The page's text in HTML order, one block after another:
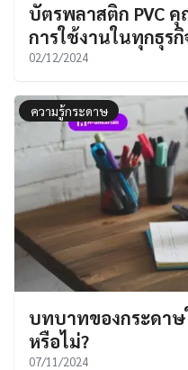
บัตรพลาสติก PVC
การใช้งานในทุกธุรกิ
02/12/2024
ความรู้กระดาษ
บทบาทของกระดาษ
หรือไม่?
07/11/2024